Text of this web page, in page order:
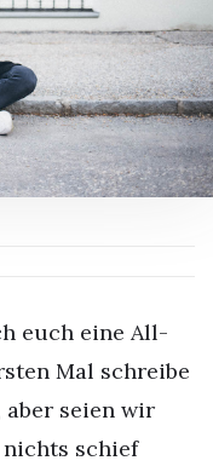
euch eine All-
Mal schreibe
aber seien wir
schief